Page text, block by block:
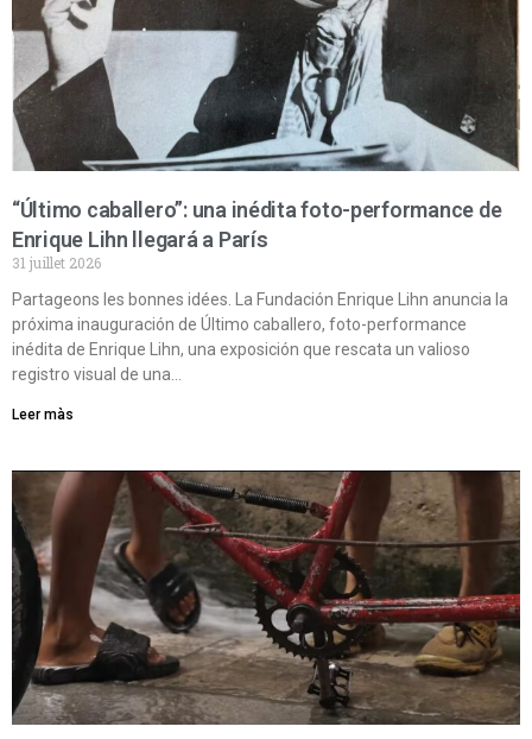
“Último caballero”: una inédita foto-performance de
Enrique Lihn llegará a París
31 juillet 2026
Partageons les bonnes idées. La Fundación Enrique Lihn anuncia la
próxima inauguración de Último caballero, foto-performance
inédita de Enrique Lihn, una exposición que rescata un valioso
registro visual de una…
Leer màs